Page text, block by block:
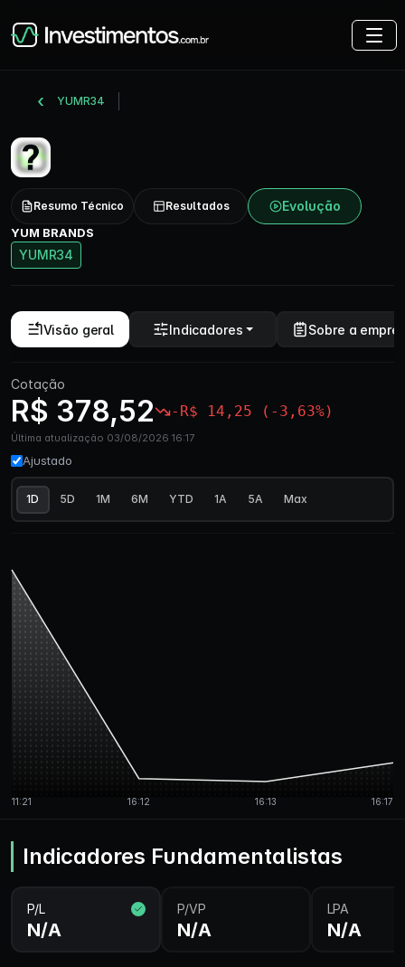
YUMR34
Resumo Técnico Resultados Evolução
YUM BRANDS
YUMR34
Visão geral Indicadores Sobre a
Cotação
R$ 378,52 -R$ 14,25 (-3,63%)
Última atualização 03/08/2026 16:17
Ajustado
1D 5D 1M 6M YTD 1A 5A Max
Indicadores Fundamentalistas
P/L
N/A
P/VP
N/A
LPA
N/A